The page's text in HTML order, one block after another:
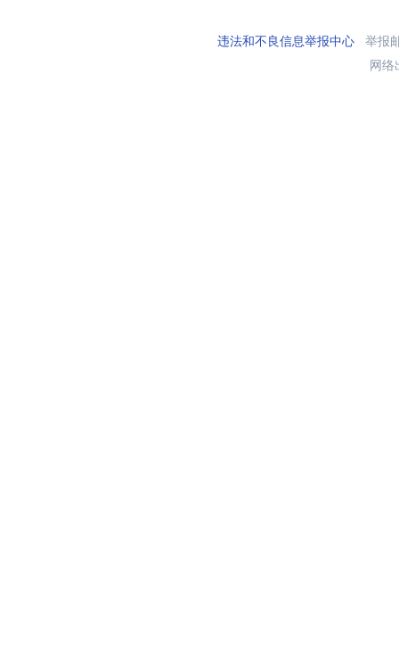
违法和不良信息举报中心举报
网